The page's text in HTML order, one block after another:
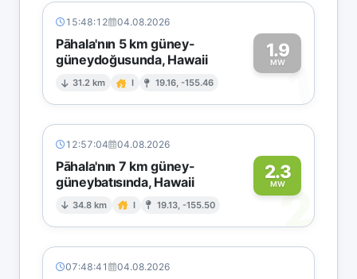
15:48:12 04.08.2026
Pāhala'nın 5 km güney-
güneydoğusunda, Hawaii
31.2 km I 19.16, -155.46
1.9
MW1
12:57:04 04.08.2026
Pāhala'nın 7 km güney-
güneybatısında, Hawaii
34.8 km I 19.13, -155.50
2.3
MW2
07:48:41 04.08.2026